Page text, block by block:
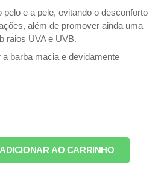
e a pele, evitando o desconforto
além de promover ainda uma
raios UVA e UVB.
barba macia e devidamente
ADICIONAR AO CARRINHO